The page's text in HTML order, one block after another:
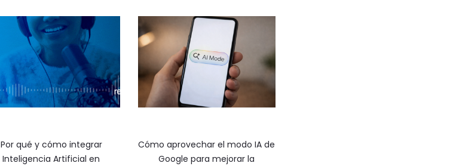
Por qué y cómo integrar
Inteligencia Artificial en
Cómo aprovechar el modo IA de
Google para mejorar la